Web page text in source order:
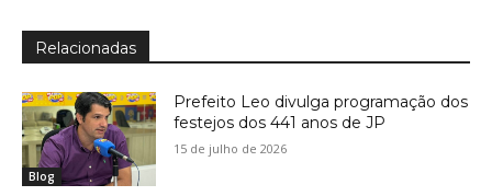
Relacionadas
Blog
Prefeito Leo divulga programação dos
festejos dos 441 anos de JP
15 de julho de 2026